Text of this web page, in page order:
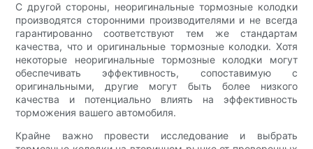
С другой стороны, неоригинальные тормозные колодки
производятся сторонними производителями и не всегда
гарантированно соответствуют тем же стандартам
качества, что и оригинальные тормозные колодки. Хотя
некоторые неоригинальные тормозные колодки могут
обеспечивать эффективность, сопоставимую с
оригинальными, другие могут быть более низкого
качества и потенциально влиять на эффективность
торможения вашего автомобиля.
Крайне важно провести исследование и выбрать